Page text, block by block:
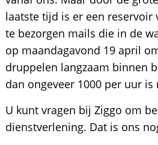
laatste tijd is er een reservoir
te bezorgen mails die in de
op maandagavond 19 april
druppelen langzaam binnen
dan ongeveer 1000 per uur
U kunt vragen bij Ziggo om
dienstverlening. Dat is ons